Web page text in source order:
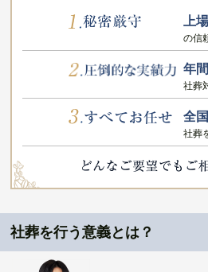
上
の信
年
社葬
全
社葬
社葬を行う意義とは？